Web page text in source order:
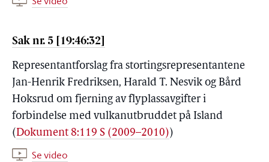
Sak nr. 5 [19:46:32]
Representantforslag fra stortingsrepresentantene
Jan-Henrik Fredriksen, Harald T. Nesvik og Bård
Hoksrud om fjerning av flyplassavgifter i
forbindelse med vulkanutbruddet på Island
(Dokument 8:119 S (2009–2010))
Se video